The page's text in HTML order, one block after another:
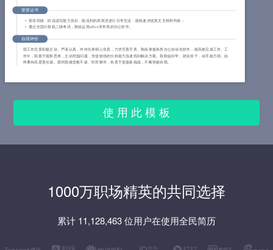
荣誉证书
英语四级，听说读写能力良好，能流利的用英语进行日常交流，能快速浏览英文文档和书籍；
通过全国计算机二级考试，熟练运用office等常用的办公软件。
自我评价
我工作态度积极主动、严谨认真，对待任务细心负责，力求尽善尽美。熟练掌握各类办公自动化软件，能高效完成工作。工
作中，我善于观察思考，主动挖掘问题，凭借较强的分析能力迅速找到解决方案。我勤奋好学、踏实肯干，动手能力强，始
终秉持高度责任感。面对困难坚毅不拔、吃苦耐劳，热衷于迎接新挑战，不断突破自我。
使 用 此 模 板
1000万职场精英的共同选择
累计 11,128,463 位用户在使用全民简历